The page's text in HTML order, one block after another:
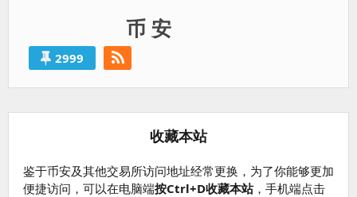
币 安
2999
收藏本站
鉴于币安及其他交易所访问地址经常更换，为了你能够更加
便捷访问，可以在电脑端按Ctrl+D收藏本站，手机端点击